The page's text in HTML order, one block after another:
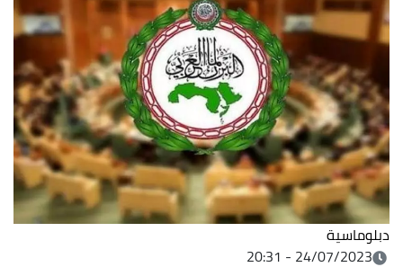
دبلوماسية
24/07/2023 - 20:31